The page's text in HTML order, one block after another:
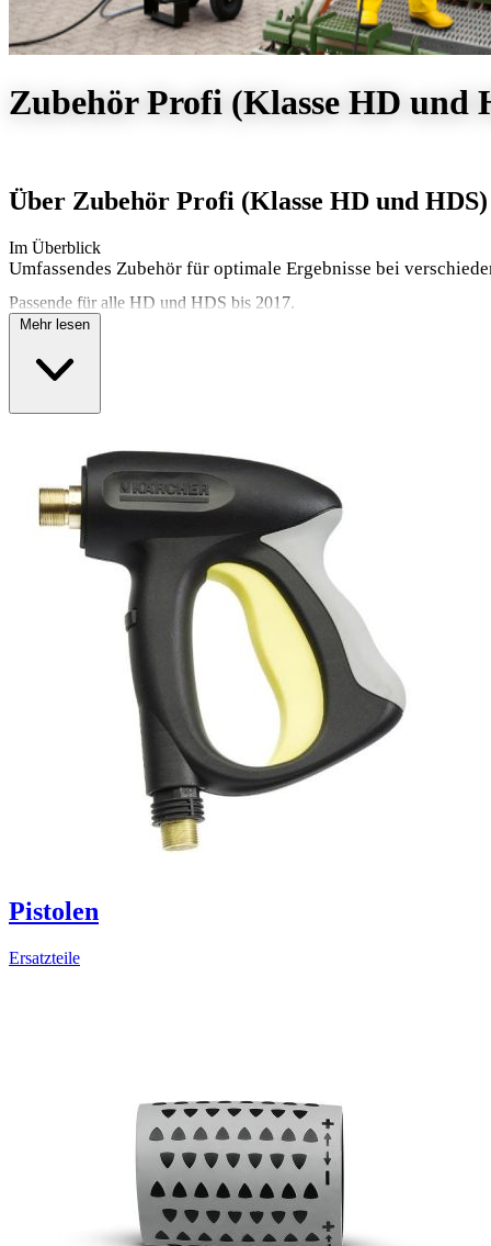
Zubehör Profi (Klasse HD und
Über Zubehör Profi (Klasse HD und HDS)
Im Überblick
Umfassendes Zubehör für optimale Ergebnisse bei
Passende für alle HD und HDS bis 2017.
Mehr lesen
Pistolen
Ersatzteile